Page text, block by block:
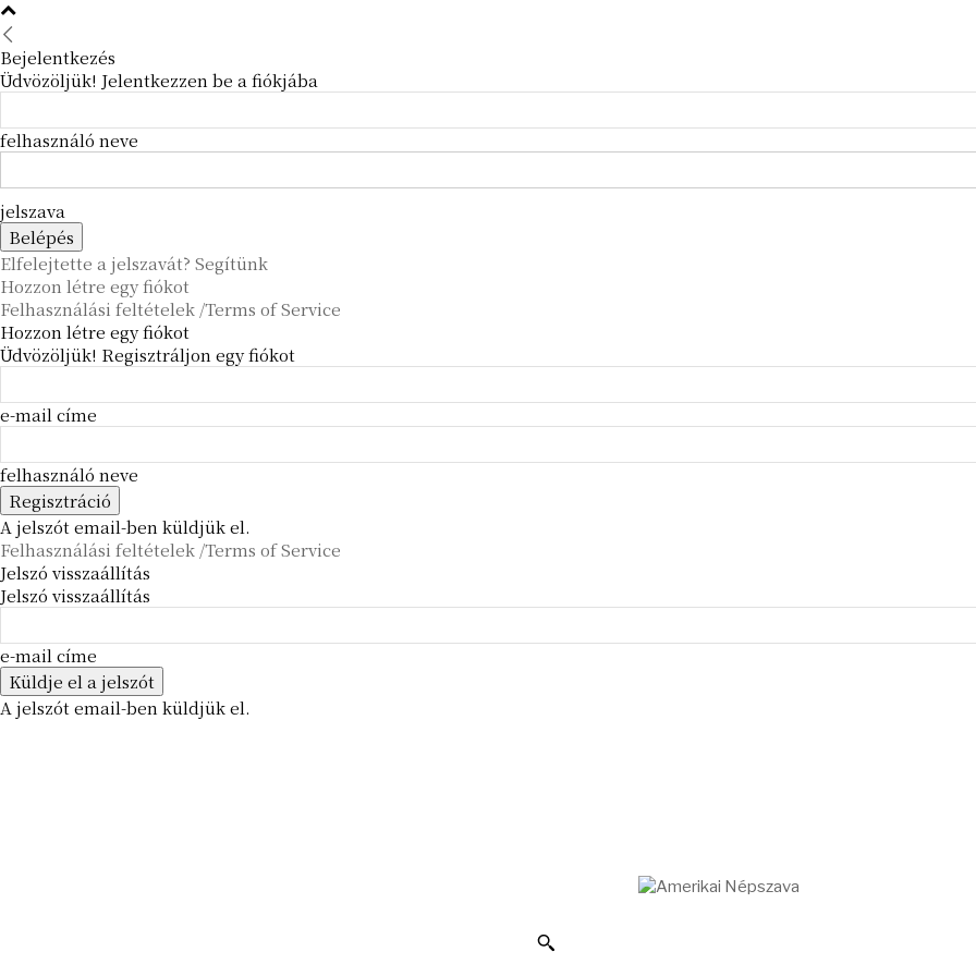
Bejelentkezés
Üdvözöljük! Jelentkezzen be a fiókjába
felhasználó neve
jelszava
Elfelejtette a jelszavát? Segítünk
Hozzon létre egy fiókot
Felhasználási feltételek /Terms of Service
Hozzon létre egy fiókot
Üdvözöljük! Regisztráljon egy fiókot
e-mail címe
felhasználó neve
A jelszót email-ben küldjük el.
Felhasználási feltételek /Terms of Service
Jelszó visszaállítás
Jelszó visszaállítás
e-mail címe
A jelszót email-ben küldjük el.